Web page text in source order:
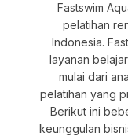
Fastswim
pelatihan
Indonesia.
layanan
mulai dari
pelatihan yang
Berikut ini
keunggulan